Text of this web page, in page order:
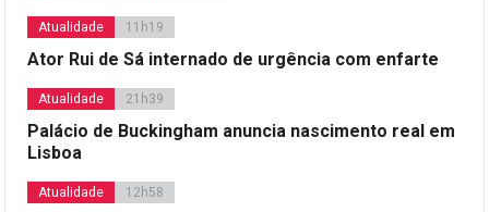
Atualidade 11h19
Ator Rui de Sá internado de urgência com enfarte
Atualidade 21h39
Palácio de Buckingham anuncia nascimento real em
Lisboa
Atualidade 12h58